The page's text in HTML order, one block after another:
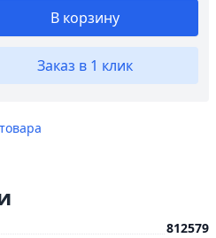
В корзину
Заказ в 1 клик
812579